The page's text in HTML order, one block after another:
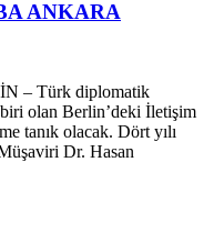
ANKARA
– Türk diplomatik
biri olan Berlin’deki İletişim
tanık olacak. Dört yılı
Dr. Hasan